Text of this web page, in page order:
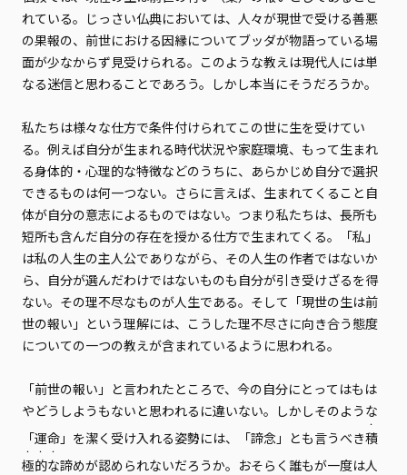
れている。じっさい仏典においては、人々が現世で受ける善悪
の果報の、前世における因縁についてブッダが物語っている場
面が少なからず見受けられる。このような教えは現代人には単
なる迷信と思わることであろう。しかし本当にそうだろうか。
私たちは様々な仕方で条件付けられてこの世に生を受けてい
る。例えば自分が生まれる時代状況や家庭環境、もって生まれ
る身体的・心理的な特徴などのうちに、あらかじめ自分で選択
できるものは何一つない。さらに言えば、生まれてくること自
体が自分の意志によるものではない。つまり私たちは、長所も
短所も含んだ自分の存在を授かる仕方で生まれてくる。「私」
は私の人生の主人公でありながら、その人生の作者ではないか
ら、自分が選んだわけではないものも自分が引き受けざるを得
ない。その理不尽なものが人生である。そして「現世の生は前
世の報い」という理解には、こうした理不尽さに向き合う態度
についての一つの教えが含まれているように思われる。
「前世の報い」と言われたところで、今の自分にとってはもは
やどうしようもないと思われるに違いない。しかしそのような
「運命」を潔く受け入れる姿勢には、「諦念」とも言うべき積
・
極
・
的
・
な
・
諦めが認められないだろうか。おそらく誰もが一度は人